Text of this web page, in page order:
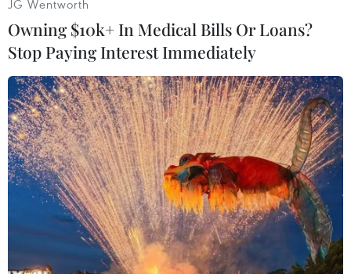
JG Wentworth
Owning $10k+ In Medical Bills Or Loans?
Stop Paying Interest Immediately